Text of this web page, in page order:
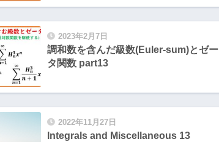
2023年2月7日
調和数を含んだ級数(Euler-sum)とゼー
タ関数 part13
2022年11月27日
Integrals and Miscellaneous 13